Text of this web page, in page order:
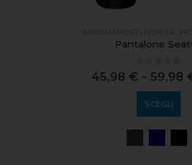
ABBIGLIAMENTO HO.RE.CA.
Pantalone
0 out of
45,98 € - 59,98
SCEGLI